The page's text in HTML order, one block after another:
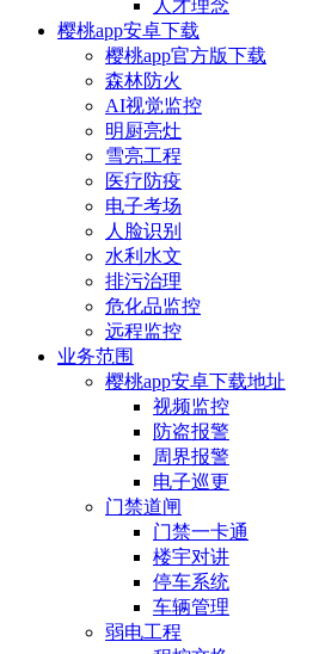
人才理念
樱桃app安卓下载
樱桃app官方版下载
森林防火
AI视觉监控
明厨亮灶
雪亮工程
医疗防疫
电子考场
人脸识别
水利水文
排污治理
危化品监控
远程监控
业务范围
樱桃app安卓下载地址
视频监控
防盗报警
周界报警
电子巡更
门禁道闸
门禁一卡通
楼宇对讲
停车系统
车辆管理
弱电工程